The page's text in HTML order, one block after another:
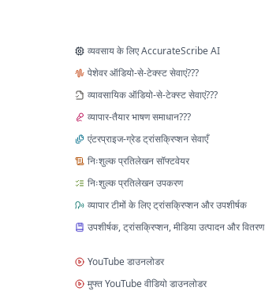
व्यवसाय के लिए AccurateScribe AI
पेशेवर ऑडियो-से-टेक्स्ट सेवाएं???
व्यावसायिक ऑडियो-से-टेक्स्ट सेवाएं???
व्यापार-तैयार भाषण समाधान???
एंटरप्राइज-ग्रेड ट्रांसक्रिप्शन सेवाएँ
निःशुल्क प्रतिलेखन सॉफ्टवेयर
निःशुल्क प्रतिलेखन उपकरण
व्यापार टीमों के लिए ट्रांसक्रिप्शन और उपशीर्षक
उपशीर्षक, ट्रांसक्रिप्शन, मीडिया उत्पादन और वितरण
YouTube डाउनलोडर
मुफ्त YouTube वीडियो डाउनलोडर